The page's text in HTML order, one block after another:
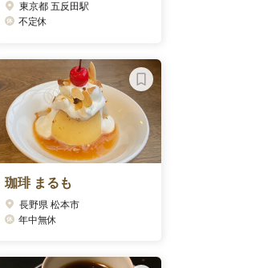
東京都 五反田駅
不定休
珈琲 まるも
長野県 松本市
年中無休